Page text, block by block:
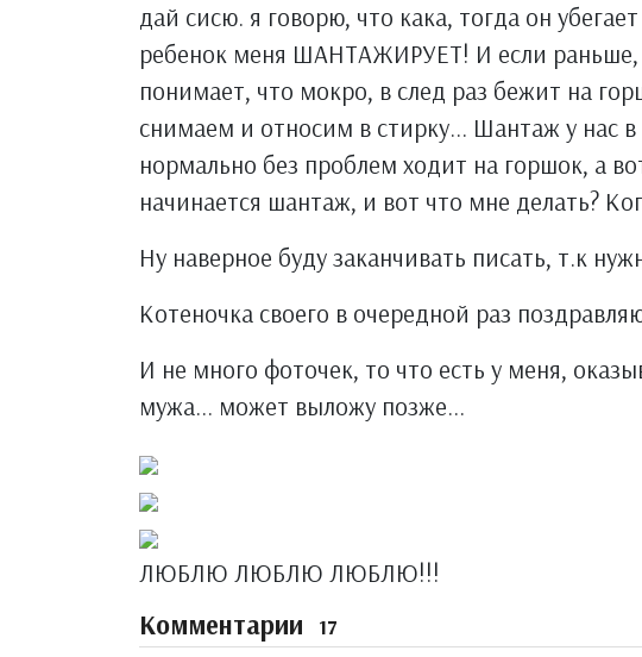
дай сисю. я говорю, что кака, тогда он
ребенок меня ШАНТАЖИРУЕТ! И если раньше,
понимает, что мокро, в след раз бежит на
снимаем и относим в стирку... Шантаж у нас
нормально без проблем ходит на горшок, а
начинается шантаж, и вот что мне делать?
Ну наверное буду заканчивать писать, т.к
Котеночка своего в очередной раз
И не много фоточек, то что есть у меня,
мужа... может выложу позже...
ЛЮБЛЮ ЛЮБЛЮ ЛЮБЛЮ!!!
Комментарии 17